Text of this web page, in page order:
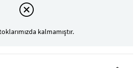
kalmamıştır.